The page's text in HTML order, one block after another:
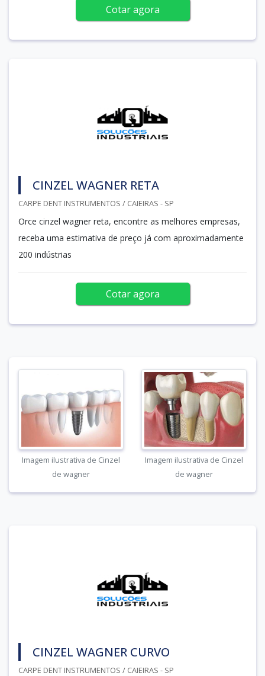
Cotar agora
CINZEL WAGNER RETA
CARPE DENT INSTRUMENTOS / CAIEIRAS - SP
Orce cinzel wagner reta, encontre as melhores empresas,
receba uma estimativa de preço já com aproximadamente
200 indústrias
Cotar agora
Imagem ilustrativa de Cinzel
de wagner
Imagem ilustrativa de Cinzel
de wagner
CINZEL WAGNER CURVO
CARPE DENT INSTRUMENTOS / CAIEIRAS - SP